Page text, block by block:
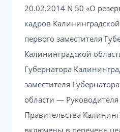
20.02.2014 N 50 «О
кадров
первого заместителя
Калининградской
Губернатора
заместителя
области — Руководителя
Правительства
включены в перечень